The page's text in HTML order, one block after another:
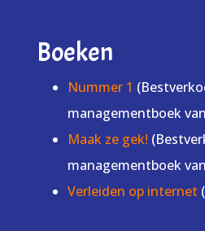
Boeken
Nummer 1
managementboek
Maak ze gek!
managementboek
Verleiden op internet